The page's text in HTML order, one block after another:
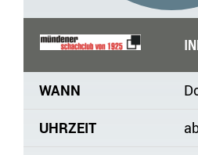
WANN
UHRZEIT